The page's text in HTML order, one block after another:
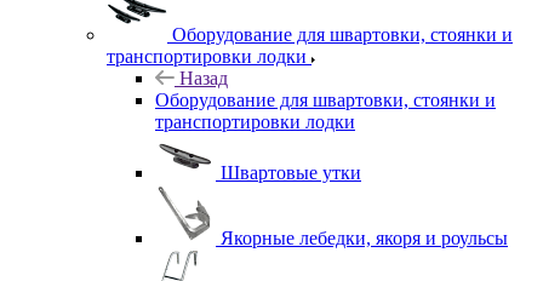
Оборудование для швартовки, стоянки и
транспортировки лодки
Назад
Оборудование для швартовки, стоянки и
транспортировки лодки
Швартовые утки
Якорные лебедки, якоря и роульсы